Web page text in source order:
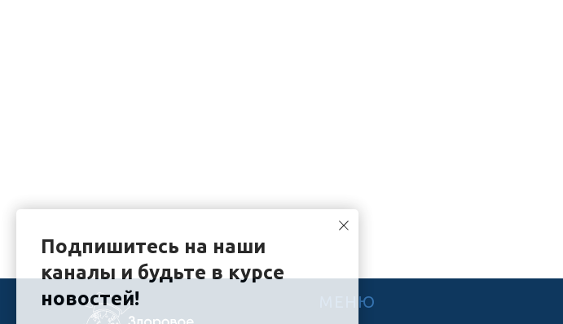
Подпишитесь на наши
каналы и будьте в курсе
новостей!
МЕНЮ